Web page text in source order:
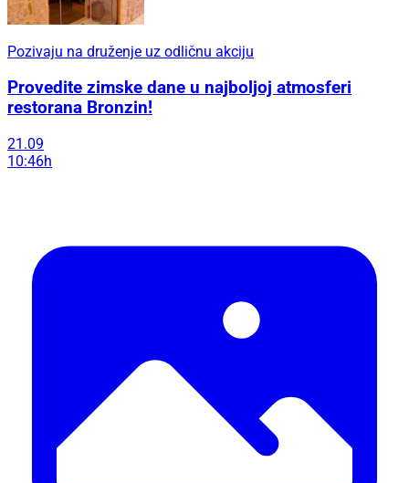
Pozivaju na druženje uz odličnu akciju
Provedite zimske dane u najboljoj atmosferi
restorana Bronzin!
21.09
10:46h